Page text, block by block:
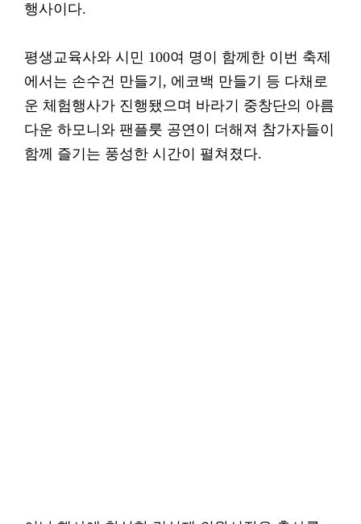
행사이다.
평생교육사와 시민 100여 명이 함께한 이번 축제
에서는 손수건 만들기, 에코백 만들기 등 다채로
운 체험행사가 진행됐으며 바라기 중창단의 아름
다운 하모니와 팬플룻 공연이 더해져 참가자들이
함께 즐기는 풍성한 시간이 펼쳐졌다.